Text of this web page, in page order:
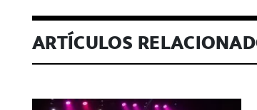
ARTÍCULOS